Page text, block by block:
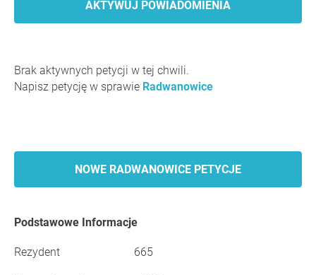
Brak aktywnych petycji w tej chwili.
Napisz petycję w sprawie Radwanowice
NOWE RADWANOWICE PETYCJE
Podstawowe Informacje
Rezydent 665